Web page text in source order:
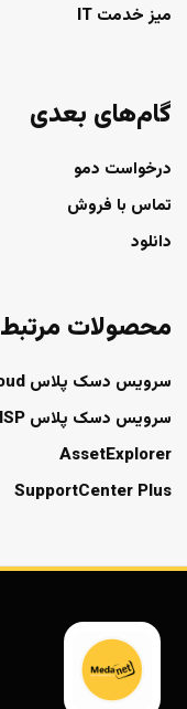
میز خدمت IT
گام‌های بعدی
درخواست دمو
تماس با فروش
دانلود
محصولات مرتبط
سرویس دسک پلاس Cloud
سرویس دسک پلاس MSP
AssetExplorer
SupportCenter Plus